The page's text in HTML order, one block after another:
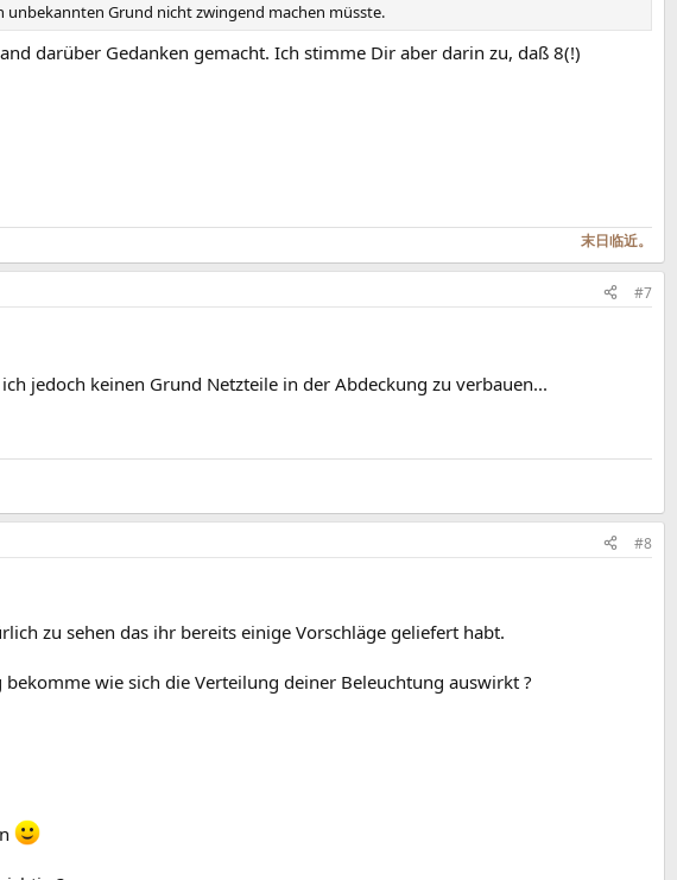
unbekannten Grund nicht zwingend machen müsste.
darüber Gedanken gemacht. Ich stimme Dir aber darin zu, daß 8(!)
末日临近。
#7
ich jedoch keinen Grund Netzteile in der Abdeckung zu verbauen...
#8
zu sehen das ihr bereits einige Vorschläge geliefert habt.
wie sich die Verteilung deiner Beleuchtung auswirkt ?